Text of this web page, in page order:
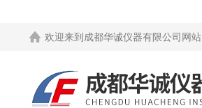
欢迎来到 成都华诚仪器有限公司网站